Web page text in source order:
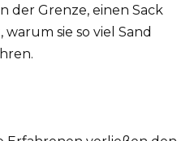
der Grenze, einen Sack
sie so viel Sand